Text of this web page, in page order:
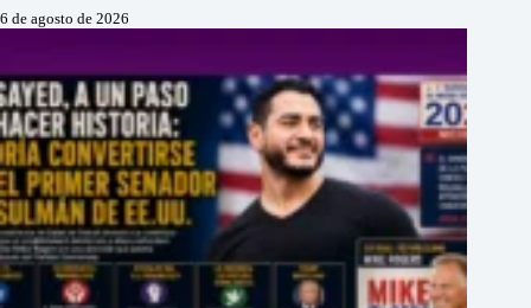
6 de agosto de 2026